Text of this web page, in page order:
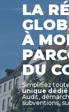
LA
À
DU
Simplifiez
unique
Audit,
subventions,